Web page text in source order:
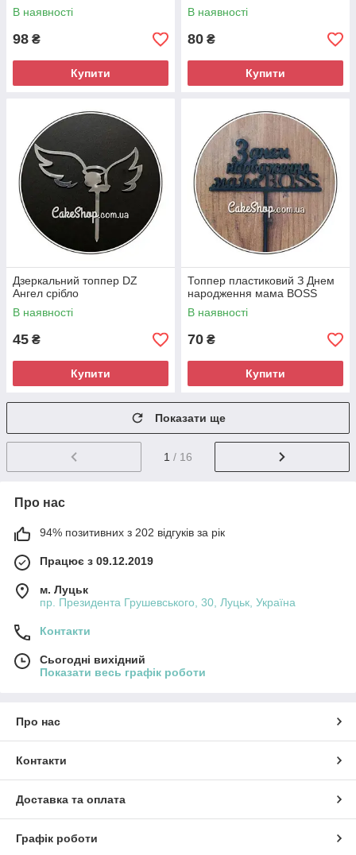
В наявності
98 ₴
Купити
В наявності
80 ₴
Купити
Дзеркальний топпер DZ
Ангел срібло
В наявності
45 ₴
Купити
Топпер пластиковий З Днем
народження мама BOSS
В наявності
70 ₴
Купити
Показати ще
1 / 16
Про нас
94% позитивних з 202 відгуків за рік
Працює з 09.12.2019
м. Луцьк
пр. Президента Грушевського, 30, Луцьк, Україна
Контакти
Сьогодні вихідний
Показати весь графік роботи
Про нас
Контакти
Доставка та оплата
Графік роботи